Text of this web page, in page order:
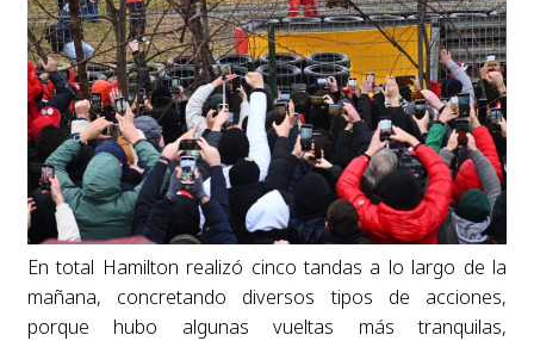
En total Hamilton realizó cinco tandas a lo largo de la
mañana, concretando diversos tipos de acciones,
porque hubo algunas vueltas más tranquilas,